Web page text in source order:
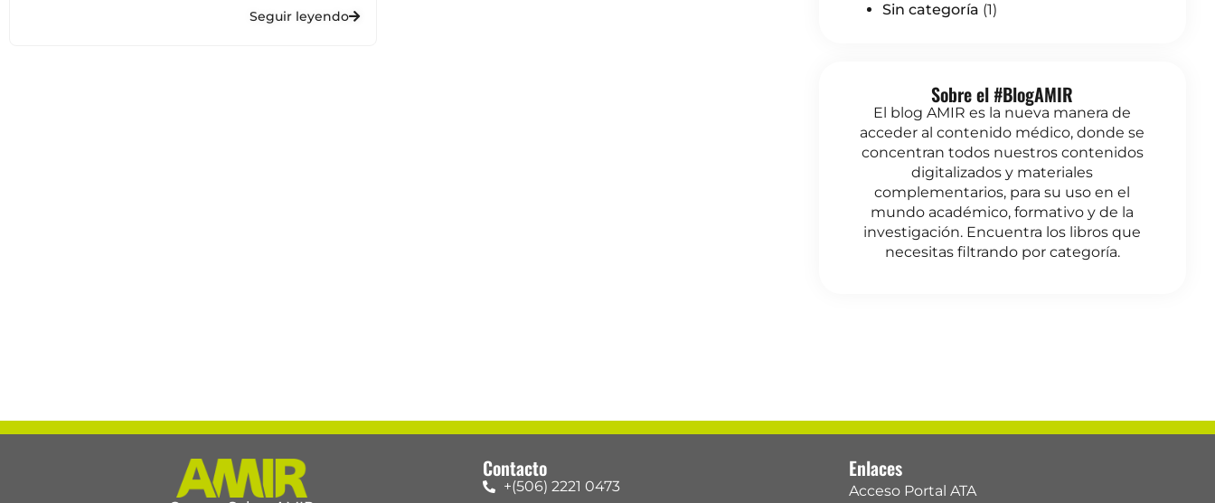
Seguir leyendo
Sin categoría (1)
Sobre el #BlogAMIR
El blog AMIR es la nueva manera de
acceder al contenido médico, donde se
concentran todos nuestros contenidos
digitalizados y materiales
complementarios, para su uso en el
mundo académico, formativo y de la
investigación. Encuentra los libros que
necesitas filtrando por categoría.
Contacto
+(506) 2221 0473
Enlaces
Acceso Portal ATA